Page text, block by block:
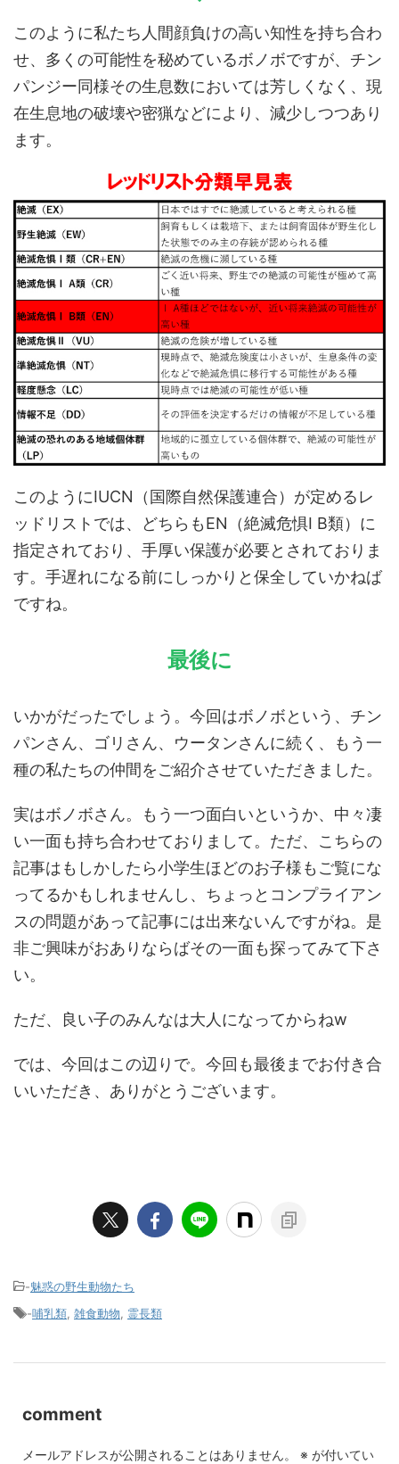
このように私たち人間顔負けの高い知性を持ち合わ
せ、多くの可能性を秘めているボノボですが、チン
パンジー同様その生息数においては芳しくなく、現
在生息地の破壊や密猟などにより、減少しつつあり
ます。
このようにIUCN（国際自然保護連合）が定めるレ
ッドリストでは、どちらもEN（絶滅危惧Ⅰ B類）に
指定されており、手厚い保護が必要とされておりま
す。手遅れになる前にしっかりと保全していかねば
ですね。
最後に
いかがだったでしょう。今回はボノボという、チン
パンさん、ゴリさん、ウータンさんに続く、もう一
種の私たちの仲間をご紹介させていただきました。
実はボノボさん。もう一つ面白いというか、中々凄
い一面も持ち合わせておりまして。ただ、こちらの
記事はもしかしたら小学生ほどのお子様もご覧にな
ってるかもしれませんし、ちょっとコンプライアン
スの問題があって記事には出来ないんですがね。是
非ご興味がおありならばその一面も探ってみて下さ
い。
ただ、良い子のみんなは大人になってからねw
では、今回はこの辺りで。今回も最後までお付き合
いいただき、ありがとうございます。
-魅惑の野生動物たち
-哺乳類 雑食動物 霊長類
comment
メールアドレスが公開されることはありません。 ※ が付いてい